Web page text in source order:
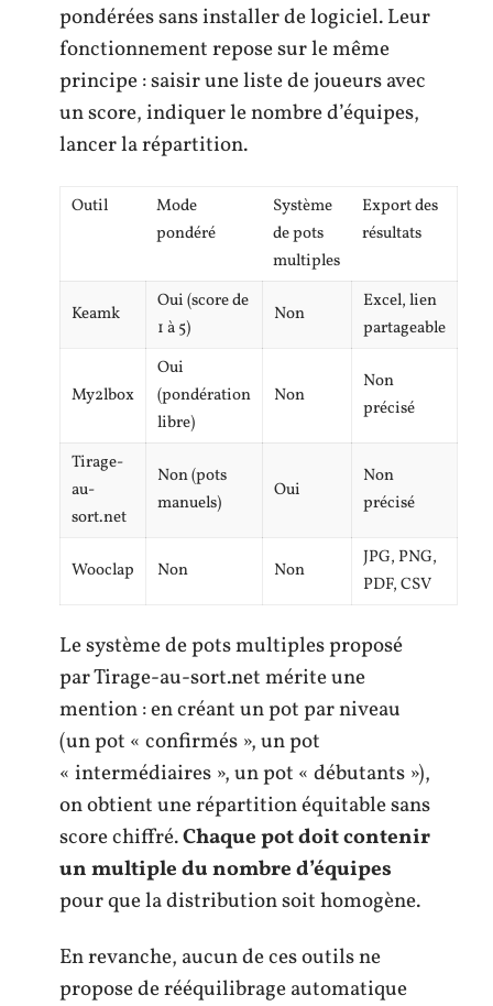
pondérées sans installer de logiciel. Leur
fonctionnement repose sur le même
principe : saisir une liste de joueurs avec
un score, indiquer le nombre d’équipes,
lancer la répartition.
Outil
Mode
pondéré
Système
de pots
multiples
Export des
résultats
Keamk
Oui (score de
1 à 5)
Non
Excel, lien
partageable
My2lbox
Oui
(pondération
libre)
Non
Non
précisé
Tirage-
au-
sort.net
Non (pots
manuels)
Oui
Non
précisé
Wooclap Non Non
JPG, PNG,
PDF, CSV
Le système de pots multiples proposé
par Tirage-au-sort.net mérite une
mention : en créant un pot par niveau
(un pot « confirmés », un pot
« intermédiaires », un pot « débutants »),
on obtient une répartition équitable sans
score chiffré.Chaque pot doit contenir
un multiple du nombre d’équipes
pour que la distribution soit homogène.
En revanche, aucun de ces outils ne
propose de rééquilibrage automatique